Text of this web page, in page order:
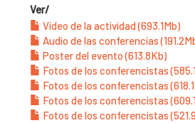
Ver/
Video de la actividad (693.1Mb)
Audio de las conferencias
Poster del evento (613.8Kb)
Fotos de los conferencistas
Fotos de los conferencistas
Fotos de los conferencistas
Fotos de los conferencistas